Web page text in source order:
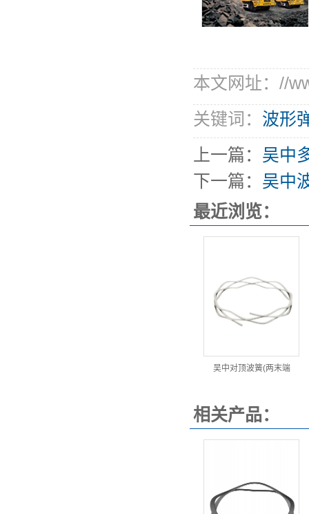
本文网址：//
关键词： 波形
上一篇： 吴中
下一篇： 吴中
最近浏览：
吴中对顶波簧(两末端
相关产品：